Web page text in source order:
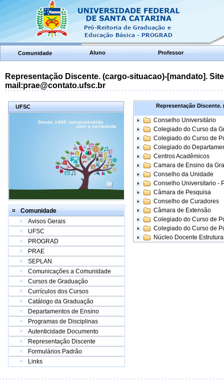
Comunidade Aluno Professor
Representação Discente. (cargo-situacao)-[mandato].
mail:prae@contato.ufsc.br
UFSC
Comunidade
Avisos Gerais
UFSC
PROGRAD
PRAE
SEPLAN
Comunicações a Comunidade
Cursos de Graduação
Currículos dos Cursos
Catálogo da Graduação
Departamentos de Ensino
Programas de Disciplinas
Autenticidade Documento
Representação Discente
Formulários Padrão
Links
Representação Discente.
Conselho Universitário
Colegiado do Curso da
Colegiado do Curso de
Colegiado do
Centros Acadêmicos
Camara de Ensino da
Conselho da Unidade
Conselho Universitario -
Câmara de Pesquisa
Conselho de Curadores
Câmara de Extensão
Colegiado do Curso de
Colegiado do Curso de
Núcleo Docente